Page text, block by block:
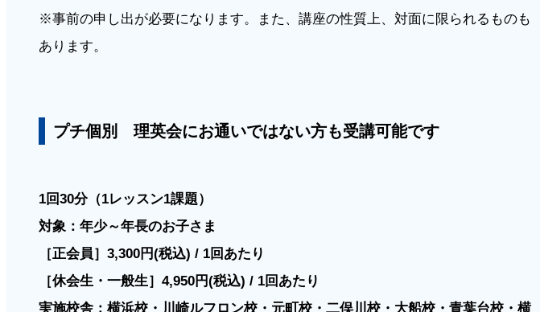
※事前の申し出が必要になります。また、講座の性質上、対面に限られるものも
あります。
プチ個別 理英会にお通いではない方も受講可能です
1回30分（1レッスン1課題）
対象：年少～年長のお子さま
［正会員］3,300円(税込) / 1回あたり
［休会生・一般生］4,950円(税込) / 1回あたり
実施校舎：横浜校・川崎ルフロン校・元町校・二俣川校・大船校・青葉台校・横